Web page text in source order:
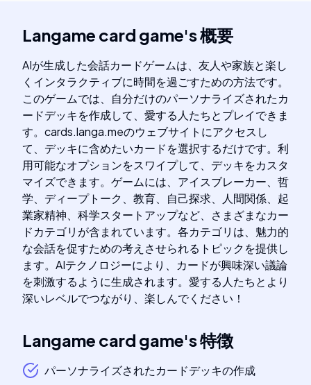
Langame card game's概要
AIが生成した会話カードゲームは、友人や家族と楽し
くインタラクティブに時間を過ごすための方法です。
このゲームでは、自分だけのパーソナライズされたカ
ードデッキを作成して、愛する人たちとプレイできま
す。cards.langa.meのウェブサイトにアクセスし
て、デッキに含めたいカードを選択するだけです。利
用可能なオプションをスワイプして、デッキをカスタ
マイズできます。ゲームには、アイスブレーカー、哲
学、ディープトーク、教育、自己探求、人間関係、起
業家精神、科学スタートアップなど、さまざまなカー
ドカテゴリが含まれています。各カテゴリは、魅力的
な会話を促すための考えさせられるトピックを提供し
ます。AIテクノロジーにより、カードが興味深い議論
を刺激するように生成されます。愛する人たちとより
深いレベルでつながり、楽しんでください！
Langame card game's特徴
パーソナライズされたカードデッキの作成